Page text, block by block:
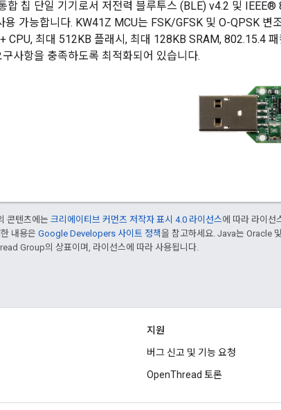
합 칩 단일 기기로서 저전력 블루투스 (BLE) v4.2 및 IEEE®
용 가능합니다. KW41Z MCU는 FSK/GFSK 및 O-QPSK 변
최대 512KB 플래시, 최대 128KB SRAM, 802.15.4 패
사항을 충족하도록 최적화되어 있습니다.
콘텐츠에는 크리에이티브 커먼즈 저작자 표시 4.0 라이선스에 따라 라이선
내용은 Google Developers 사이트 정책을 참고하세요. Java는 Oracle
Group의 상표이며, 라이선스에 따라 사용됩니다.
지원
버그 신고 및 기능 요청
OpenThread 토론